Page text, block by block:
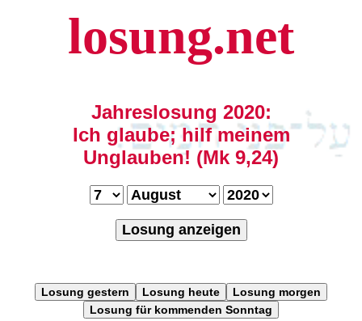
losung.net
Jahreslosung 2020:
Ich glaube; hilf meinem
Unglauben! (Mk 9,24)
Losung anzeigen
Losung gestern Losung heute
Losung morgen
Losung für kommenden Sonntag